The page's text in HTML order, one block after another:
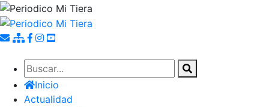
Pasar
al
contenido
Inicio
Actualidad